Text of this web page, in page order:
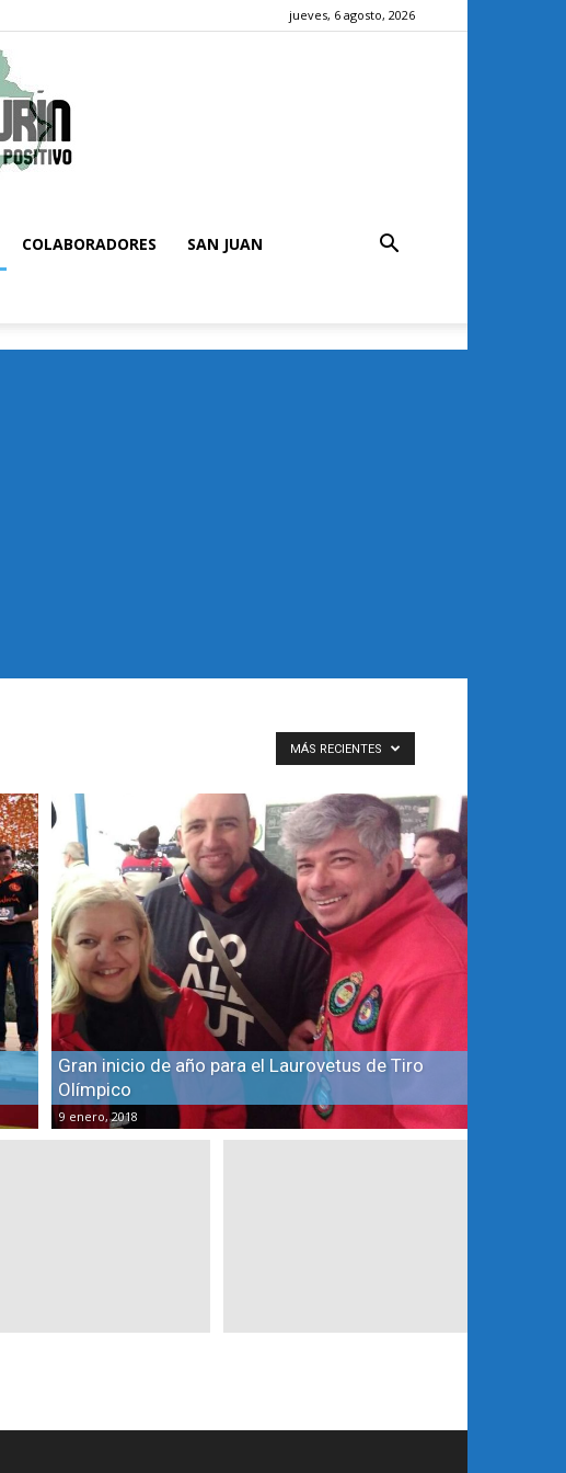
jueves, 6 agosto, 2026
COLABORADORES SAN JUAN
MÁS RECIENTES
Gran inicio de año para el Laurovetus de Tiro
Olímpico
9 enero, 2018